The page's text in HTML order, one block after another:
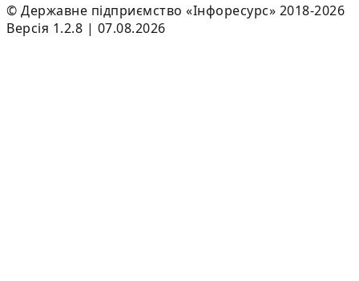
© Державне підприємство «Інфоресурс» 2018-2026
Версія 1.2.8 | 07.08.2026